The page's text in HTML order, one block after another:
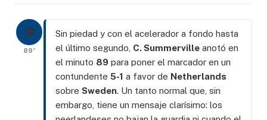
⚽
89'
Sin piedad y con el acelerador a fondo hasta
el último segundo, C. Summerville anotó en
el minuto 89 para poner el marcador en un
contundente 5-1 a favor de Netherlands
sobre Sweden. Un tanto normal que, sin
embargo, tiene un mensaje clarísimo: los